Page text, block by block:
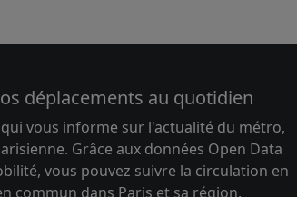
déplacements au quotidien
vous informe sur l'actualité du métro,
Grâce aux données Open Data
vous pouvez suivre la circulation en
commun dans Paris et sa région.